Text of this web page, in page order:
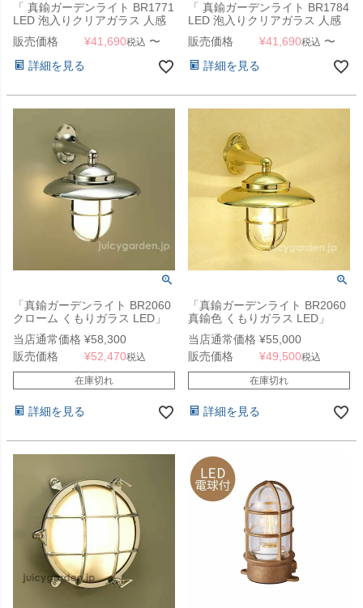
「 真鍮ガーデンライト BR1771
LED 泡入りクリアガラス 人感
センサー付き 」
販売価格 ¥41,690税込 〜
詳細を見る
「 真鍮ガーデンライト BR1784
LED 泡入りクリアガラス 人感
センサー付き 」
販売価格 ¥41,690税込 〜
詳細を見る
「真鍮ガーデンライト BR2060
クローム くもりガラス LED」
当店通常価格 ¥58,300
販売価格
¥52,470税込
在庫切れ
詳細を見る
「真鍮ガーデンライト BR2060
真鍮色 くもりガラス LED」
当店通常価格 ¥55,000
販売価格
¥49,500税込
在庫切れ
詳細を見る